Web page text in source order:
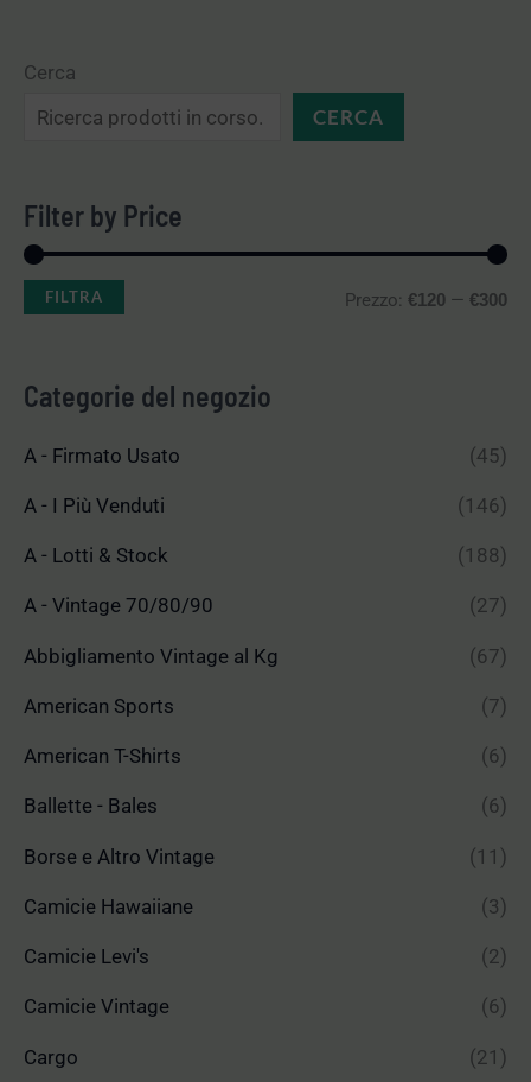
Cerca
CERCA
Filter by Price
FILTRA Prezzo: €120 — €300
Categorie del negozio
A - Firmato Usato (45)
A - I Più Venduti (146)
A - Lotti & Stock (188)
A - Vintage 70/80/90 (27)
Abbigliamento Vintage al Kg (67)
American Sports (7)
American T-Shirts (6)
Ballette - Bales (6)
Borse e Altro Vintage (11)
Camicie Hawaiiane (3)
Camicie Levi's (2)
Camicie Vintage (6)
Cargo (21)